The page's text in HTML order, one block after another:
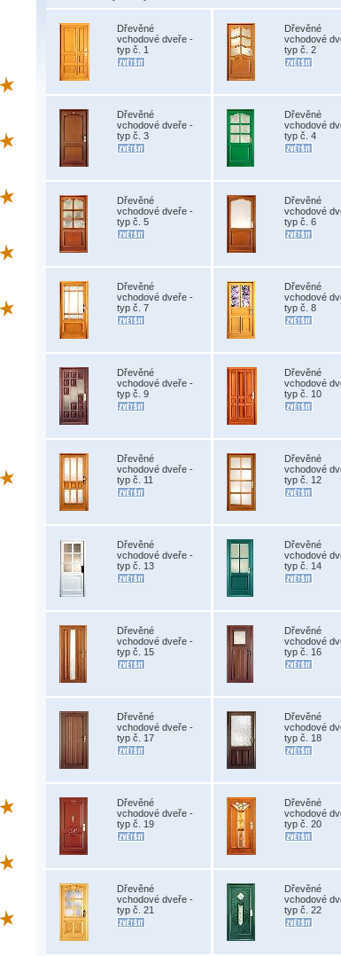
Dřevěné
vchodové dveře -
typ č. 1
Dřevěné
vchodové
typ č. 2
Dřevěné
vchodové dveře -
typ č. 3
Dřevěné
vchodové
typ č. 4
Dřevěné
vchodové dveře -
typ č. 5
Dřevěné
vchodové
typ č. 6
Dřevěné
vchodové dveře -
typ č. 7
Dřevěné
vchodové
typ č. 8
Dřevěné
vchodové dveře -
typ č. 9
Dřevěné
vchodové
typ č. 10
Dřevěné
vchodové dveře -
typ č. 11
Dřevěné
vchodové
typ č. 12
Dřevěné
vchodové dveře -
typ č. 13
Dřevěné
vchodové
typ č. 14
Dřevěné
vchodové dveře -
typ č. 15
Dřevěné
vchodové
typ č. 16
Dřevěné
vchodové dveře -
typ č. 17
Dřevěné
vchodové
typ č. 18
Dřevěné
vchodové dveře -
typ č. 19
Dřevěné
vchodové
typ č. 20
Dřevěné
vchodové dveře -
typ č. 21
Dřevěné
vchodové
typ č. 22